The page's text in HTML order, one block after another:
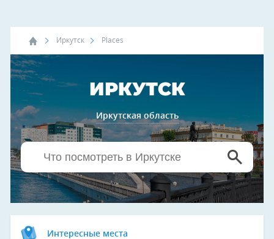
Иркутск Places
ИРКУТСК
Иркутская область
Интересные места